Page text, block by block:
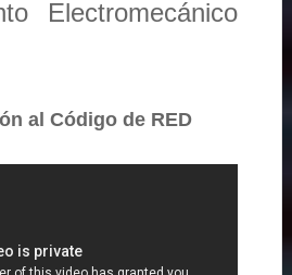
Electromecánico
al Código de RED